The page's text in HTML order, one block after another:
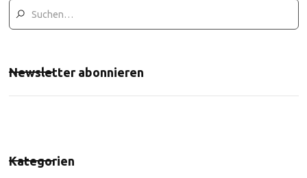
Newsletter abonnieren
Kategorien